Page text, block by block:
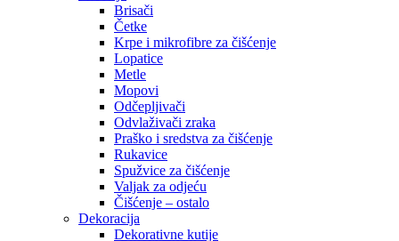
Brisači
Četke
Krpe i mikrofibre za čišćenje
Lopatice
Metle
Mopovi
Odčepljivači
Odvlaživači zraka
Praško i sredstva za čišćenje
Rukavice
Spužvice za čišćenje
Valjak za odjeću
Čišćenje – ostalo
Dekoracija
Dekorativne kutije